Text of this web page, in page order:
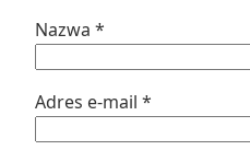
Nazwa *
Adres e-mail *